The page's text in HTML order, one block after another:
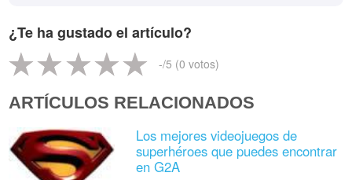
¿Te ha gustado el artículo?
-/5 (0 votos)
ARTÍCULOS RELACIONADOS
Los mejores videojuegos de
superhéroes que puedes encontrar
en G2A